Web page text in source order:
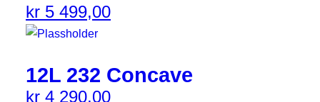
kr 5 499,00
12L 232 Concave
kr 4 290,00